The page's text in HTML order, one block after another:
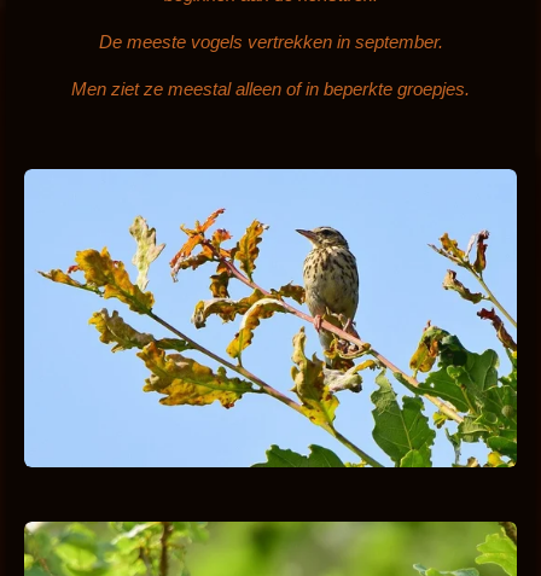
De meeste vogels vertrekken in september.
Men ziet ze meestal alleen of in beperkte groepjes.